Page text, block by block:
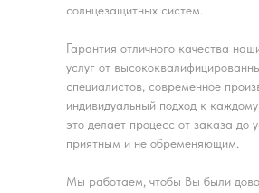
солнцезащитных систем.
Гарантия отличного качества
услуг от
специалистов, современное
индивидуальный подход к
это делает процесс от заказа до
приятным и не обременяющим.
Мы работаем, чтобы Вы были